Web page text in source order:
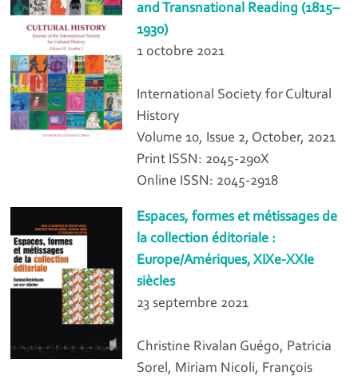
and Transnational Reading (1815–
1930)
1 octobre 2021
International Society for Cultural
History
Volume 10, Issue 2, October, 2021
Print ISSN: 2045-290X
Online ISSN: 2045-2918
Espaces, formes et métissages de
la collection éditoriale :
Europe/Amériques, XIXe-XXIe
siècles
23 septembre 2021
Christine Rivalan Guégo, Patricia
Sorel, Miriam Nicoli, François